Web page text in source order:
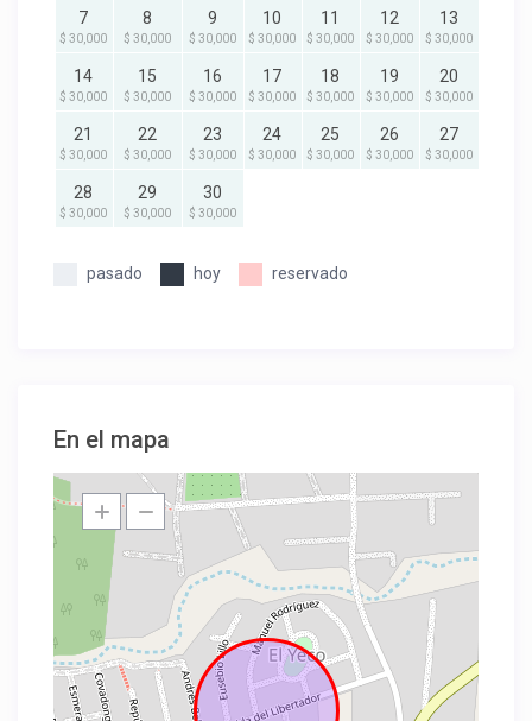
7
$ 30,000
8
$ 30,000
9
$ 30,000
10
$ 30,000
11
$ 30,000
12
$ 30,000
13
$ 30,000
14
$ 30,000
15
$ 30,000
16
$ 30,000
17
$ 30,000
18
$ 30,000
19
$ 30,000
20
$ 30,000
21
$ 30,000
22
$ 30,000
23
$ 30,000
24
$ 30,000
25
$ 30,000
26
$ 30,000
27
$ 30,000
28
$ 30,000
29
$ 30,000
30
$ 30,000
pasado hoy reservado
En el mapa